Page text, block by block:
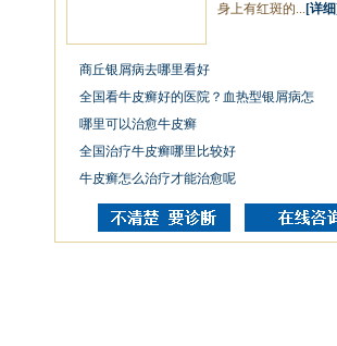
身上有红斑的... [详细]
商丘银屑病去哪里看好
全国看牛皮癣好的医院？血热型银屑病怎
哪里可以治愈牛皮癣
全国治疗牛皮癣哪里比较好
牛皮癣怎么治疗才能治愈呢